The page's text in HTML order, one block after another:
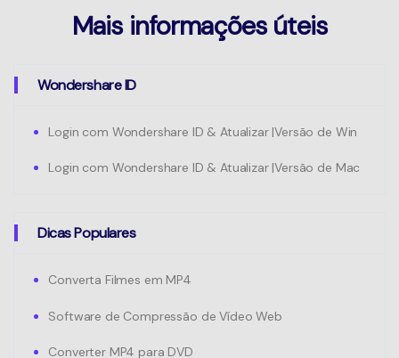
Mais informações úteis
Wondershare ID
Login com Wondershare ID & Atualizar |Versão de Win
Login com Wondershare ID & Atualizar |Versão de Mac
Dicas Populares
Converta Filmes em MP4
Software de Compressão de Vídeo Web
Converter MP4 para DVD